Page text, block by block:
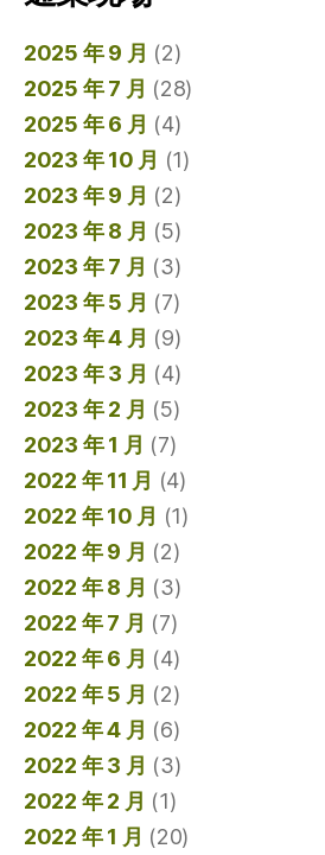
2025 年 9 月 (2)
2025 年 7 月 (28)
2025 年 6 月 (4)
2023 年 10 月 (1)
2023 年 9 月 (2)
2023 年 8 月 (5)
2023 年 7 月 (3)
2023 年 5 月 (7)
2023 年 4 月 (9)
2023 年 3 月 (4)
2023 年 2 月 (5)
2023 年 1 月 (7)
2022 年 11 月 (4)
2022 年 10 月 (1)
2022 年 9 月 (2)
2022 年 8 月 (3)
2022 年 7 月 (7)
2022 年 6 月 (4)
2022 年 5 月 (2)
2022 年 4 月 (6)
2022 年 3 月 (3)
2022 年 2 月 (1)
2022 年 1 月 (20)